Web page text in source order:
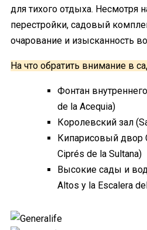
для тихого отдыха. Несмотря
перестройки, садовый
очарование и изысканность
На что обратить внимание в
Фонтан
de la Acequia)
Королевский зал
Кипарисовый двор
Ciprés de la Sultana)
Высокие сады и
Altos y la Escalera